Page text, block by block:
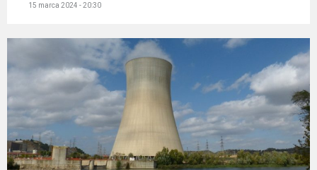
15 marca 2024 - 20:30